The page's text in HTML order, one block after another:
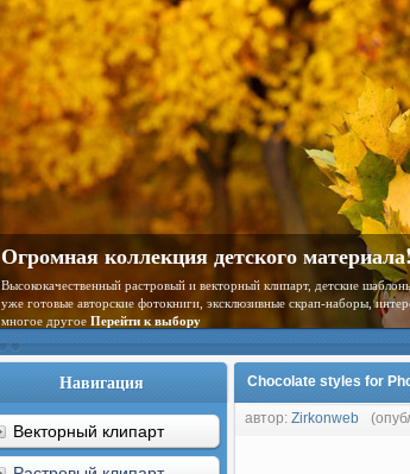
Огромная коллекция детского
Высококачественный растровый и векторный клипарт, детские
уже готовые авторские фотокниги, эксклюзивные скрап-наборы,
многое другое Перейти к выбору
Навигация
Векторный клипарт
Chocolate styles for
автор: Zirkonweb